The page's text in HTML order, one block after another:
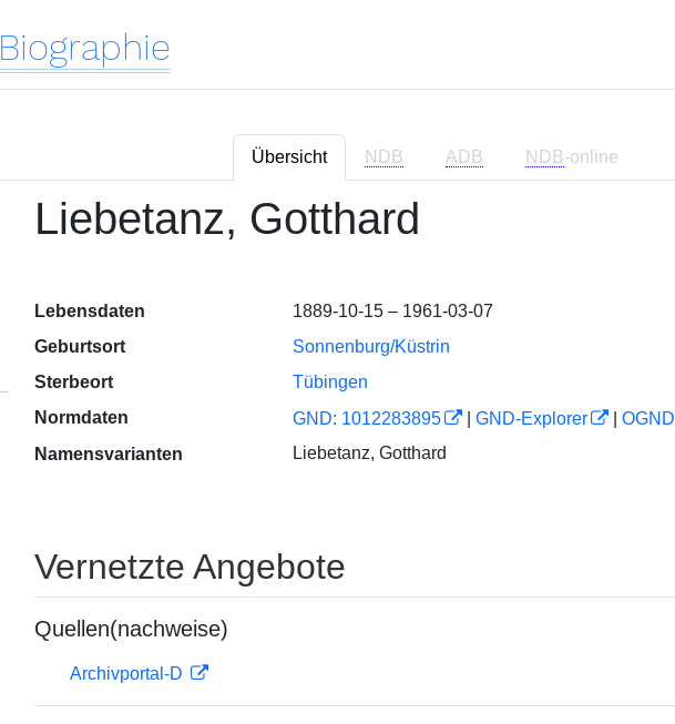
Biographie
Übersicht NDB ADB NDB-online
Liebetanz, Gotthard
Lebensdaten
1889-10-15 – 1961-03-07
Geburtsort
Sonnenburg/Küstrin
Sterbeort
Tübingen
Normdaten
GND: 1012283895 GND-Explorer OGND
Namensvarianten
Liebetanz, Gotthard
Vernetzte Angebote
Quellen(nachweise)
Archivportal-D